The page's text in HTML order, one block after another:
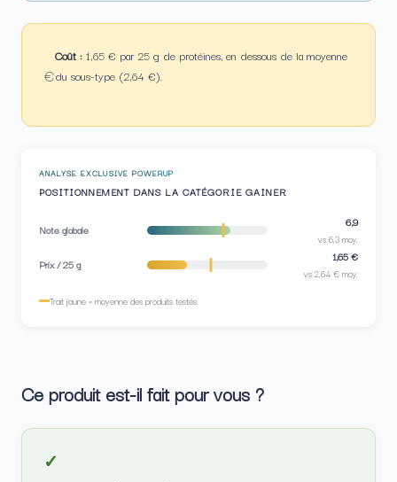
€
Coût : 1,65 € par 25 g de protéines, en dessous de la moyenne
du sous-type (2,64 €).
ANALYSE EXCLUSIVE POWERUP
POSITIONNEMENT DANS LA CATÉGORIE GAINER
Note globale 6,9
vs 6,3 moy.
Prix / 25 g 1,65 €
vs 2,64 € moy.
Trait jaune = moyenne des produits testés
Ce produit est-il fait pour vous ?
✓